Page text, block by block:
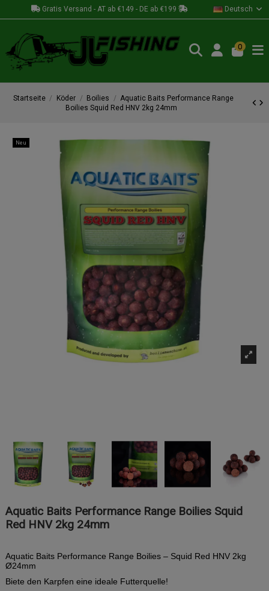
Gratis Versand - AT ab €149 - DE ab €199 Deutsch
0
Startseite Köder Boilies
Aquatic Baits Performance Range
Boilies Squid Red HNV 2kg 24mm
Neu
Aquatic Baits Performance Range Boilies Squid
Red HNV 2kg 24mm
Aquatic Baits Performance Range Boilies – Squid Red HNV 2kg
Ø24mm
Biete den Karpfen eine ideale Futterquelle!